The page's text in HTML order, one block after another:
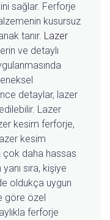
sağlar. Ferforje
kusursuz
tanır. Lazer
ve detaylı
detaylar, lazer
Lazer
kesim ferforje,
kesim
çok daha hassas
sıra, kişiye
oldukça uygun
göre özel
ferforje